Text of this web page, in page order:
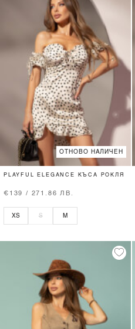
ОТНОВО НАЛИЧЕН
PLAYFUL ELEGANCE КЪСА РОКЛЯ
€139 / 271.86 ЛВ.
XS S M